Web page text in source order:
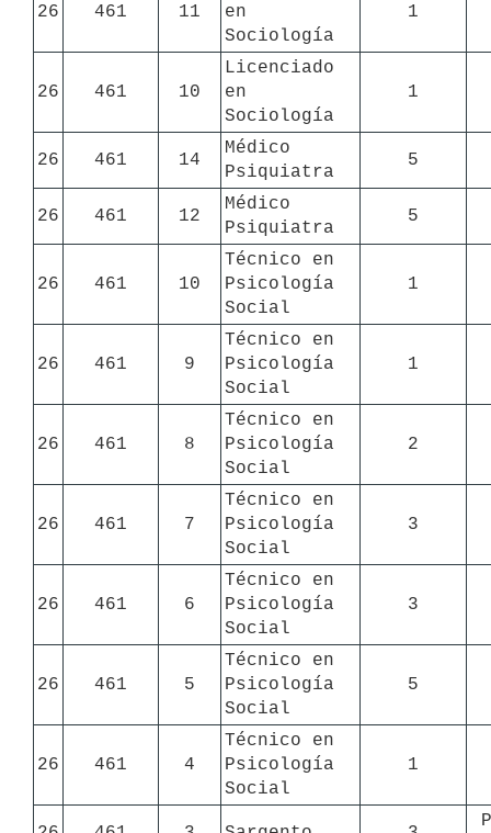
26 461 11
en
Sociología
1
26 461 10
Licenciado
en
Sociología
1
26 461 14
Médico
Psiquiatra
5
26 461 12
Médico
Psiquiatra
5
26 461 10
Técnico en
Psicología
Social
1
26 461 9
Técnico en
Psicología
Social
1
26 461 8
Técnico en
Psicología
Social
2
26 461 7
Técnico en
Psicología
Social
3
26 461 6
Técnico en
Psicología
Social
3
26 461 5
Técnico en
Psicología
Social
5
26 461 4
Técnico en
Psicología
Social
1